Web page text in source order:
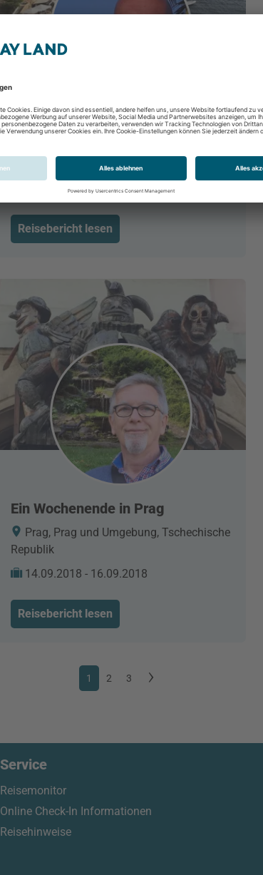
Herbstwochende auf Mallorca
18.10.2019 - 21.10.2019
Reisebericht lesen
Ein Wochenende in Prag
Prag, Prag und Umgebung, Tschechische
Republik
14.09.2018 - 16.09.2018
Reisebericht lesen
1 2 3
Service
Reisemonitor
Online Check-In Informationen
Reisehinweise